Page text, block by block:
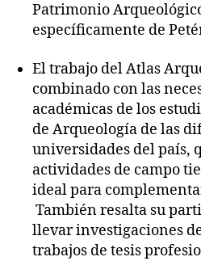
Patrimonio
específicamente de
El trabajo del Atlas
combinado con las
académicas de los
de Arqueología de las
universidades del país,
actividades de campo
ideal para
También resalta su
llevar investigaciones
trabajos de tesis